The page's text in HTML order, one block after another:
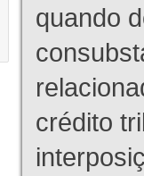
quando
crédito